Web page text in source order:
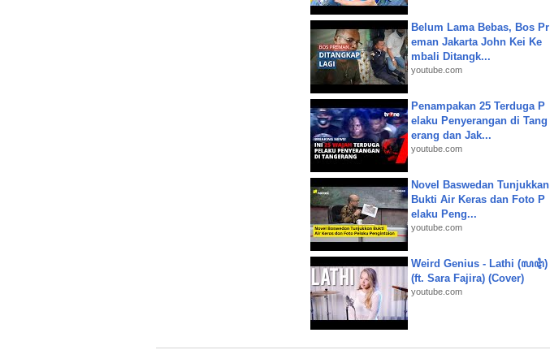
Belum Lama Bebas, Bos Pr
eman Jakarta John Kei Ke
mbali Ditangk...
youtube.com
Penampakan 25 Terduga P
elaku Penyerangan di Tang
erang dan Jak...
youtube.com
Novel Baswedan Tunjukkan
Bukti Air Keras dan Foto P
elaku Peng...
youtube.com
Weird Genius - Lathi (ꦭꦛꦶ)
(ft. Sara Fajira) (Cover)
youtube.com